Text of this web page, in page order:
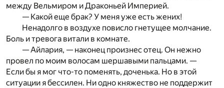
между Вельмиром и Драконьей Империей.
— Какой еще брак? У меня уже есть жених!
Ненадолго в воздухе повисло гнетущее молчание.
Боль и тревога витали в комнате.
— Айлария, — наконец произнес отец. Он нежно
провел по моим волосам шершавыми пальцами. —
Если бы я мог что-то поменять, доченька. Но в этой
ситуации я бессилен. Ни одно княжество не поддержит